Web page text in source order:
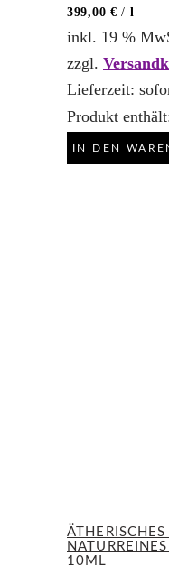
399,00 € / l
inkl. 19 %
zzgl.
Lieferzeit:
Produkt
IN DEN
10ML